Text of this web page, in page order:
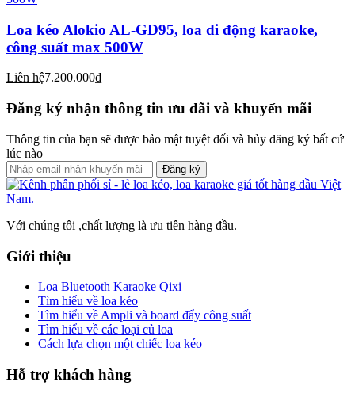
Loa kéo Alokio AL-GD95, loa di động karaoke,
công suất max 500W
Liên hệ7.200.000₫
Đăng ký nhận thông tin ưu đãi và khuyến mãi
Thông tin của bạn sẽ được bảo mật tuyệt đối và hủy đăng ký bất cứ
lúc nào
Đăng ký
Với chúng tôi ,chất lượng là ưu tiên hàng đầu.
Giới thiệu
Loa Bluetooth Karaoke Qixi
Tìm hiểu về loa kéo
Tìm hiểu về Ampli và board đẩy công suất
Tìm hiểu về các loại củ loa
Cách lựa chọn một chiếc loa kéo
Hỗ trợ khách hàng